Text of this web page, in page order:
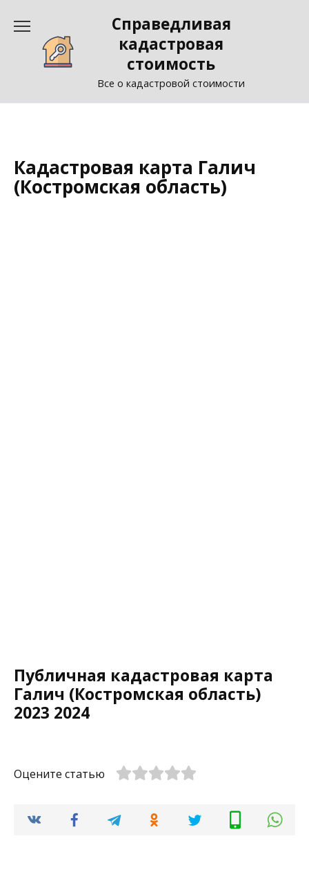
содержанию
Справедливая
кадастровая
стоимость
Все о кадастровой стоимости
Кадастровая карта Галич
(Костромская область)
Публичная кадастровая карта
Галич (Костромская область)
2023 2024
Оцените статью